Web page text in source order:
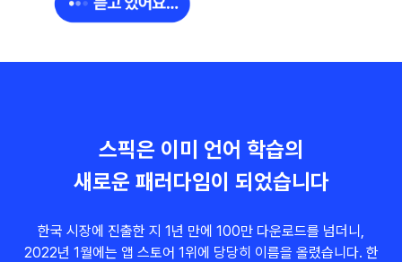
스픽은 이미 언어 학습의
새로운 패러다임이 되었습니다
한국 시장에 진출한 지 1년 만에 100만 다운로드를 넘더니,
2022년 1월에는 앱 스토어 1위에 당당히 이름을 올렸습니다. 한